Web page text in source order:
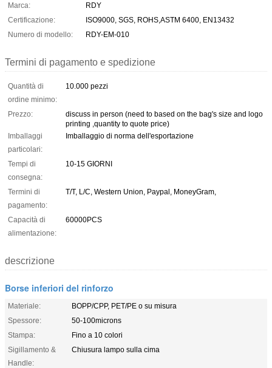
Marca:
RDY
Certificazione:
ISO9000, SGS, ROHS,ASTM 6400, EN13432
Numero di modello:
RDY-EM-010
Termini di pagamento e spedizione
Quantità di
ordine minimo:
10.000 pezzi
Prezzo:
discuss in person (need to based on the bag's size and logo
printing ,quantity to quote price)
Imballaggi
particolari:
Imballaggio di norma dell'esportazione
Tempi di
consegna:
10-15 GIORNI
Termini di
pagamento:
T/T, L/C, Western Union, Paypal, MoneyGram,
Capacità di
alimentazione:
60000PCS
descrizione
Borse inferiori del rinforzo
Materiale:
BOPP/CPP, PET/PE o su misura
Spessore:
50-100microns
Stampa:
Fino a 10 colori
Sigillamento &
Handle:
Chiusura lampo sulla cima